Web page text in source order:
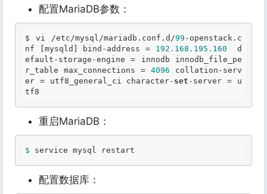
配置MariaDB参数：
$ vi /etc/mysql/mariadb .conf .d /99 -openstack .c
nf [mysqld] bind-address = 192.168 .195 .160
  d
efault-storage-engine = innodb innodb_file_pe
r_table max_connections = 4096 collation-serv
er = utf8_general_ci character- set -server = u
tf8
重启MariaDB：
$ service mysql restart
配置数据库：